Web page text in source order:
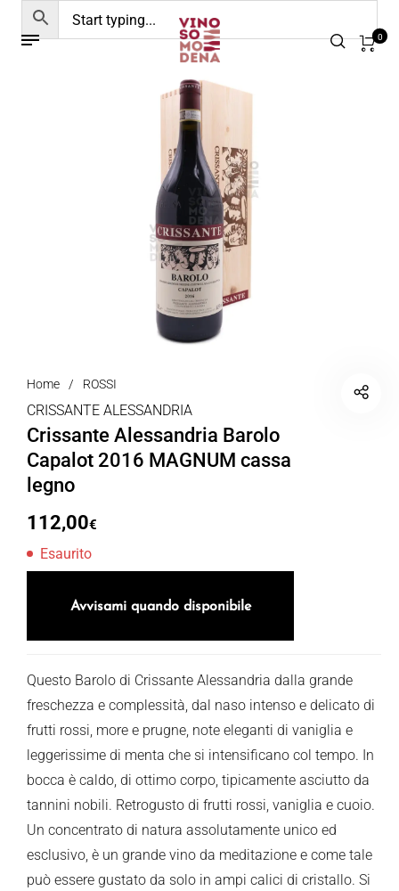
0
Home / ROSSI
CRISSANTE ALESSANDRIA
Crissante Alessandria Barolo
Capalot 2016 MAGNUM cassa
legno
112,00€
Esaurito
Avvisami quando disponibile
Questo Barolo di Crissante Alessandria dalla grande
freschezza e complessità, dal naso intenso e delicato di
frutti rossi, more e prugne, note eleganti di vaniglia e
leggerissime di menta che si intensificano col tempo. In
bocca è caldo, di ottimo corpo, tipicamente asciutto da
tannini nobili. Retrogusto di frutti rossi, vaniglia e cuoio.
Un concentrato di natura assolutamente unico ed
esclusivo, è un grande vino da meditazione e come tale
può essere gustato da solo in ampi calici di cristallo. Si